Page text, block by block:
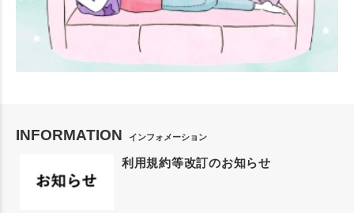
INFORMATION インフォメーション
利用規約等改訂のお知らせ